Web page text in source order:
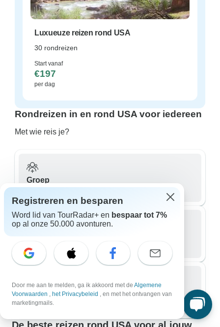
Luxueuze reizen rond USA
30 rondreizen
Start vanaf
€197
per dag
Rondreizen in en rond USA voor iedereen
Met wie reis je?
Groep
Privé / Op maat gemaakt
59 rondreizen in USA
Registreren en besparen
Word lid van TourRadar+ en bespaar tot 7%
op al onze 50.000 avonturen.
Door me aan te melden, ga ik akkoord met de Algemene
Voorwaarden , het Privacybeleid , en met het ontvangen van
marketingmails.